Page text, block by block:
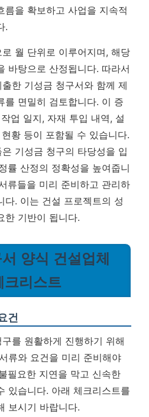
름을 확보하고 사업을 지속적
.
월 단위로 이루어지며, 해당
바탕으로 산정됩니다. 따라서
한 기성금 청구서와 함께 제
를 면밀히 검토합니다. 이 증
업 일지, 자재 투입 내역, 설
황 등이 포함될 수 있습니다.
기성금 청구의 타당성을 입
률 산정의 정확성을 높여줍니
류들을 미리 준비하고 관리하
다. 이는 건설 프로젝트의 성
한 기반이 됩니다.
양식 건설업체
크리스트
건
를 원활하게 진행하기 위해
류와 요건을 미리 준비해야
필요한 지연을 막고 신속한
있습니다. 아래 체크리스트를
보시기 바랍니다.